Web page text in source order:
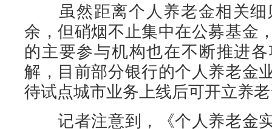
虽然距离个人养老金相关细
余，但硝烟不止集中在公募基金
的主要参与机构也在不断推进
解，目前部分银行的个人养老金
待试点城市业务上线后可开立养
记者注意到，《个人养老金